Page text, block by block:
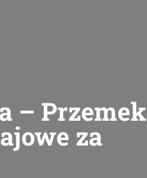
– Przemek
za